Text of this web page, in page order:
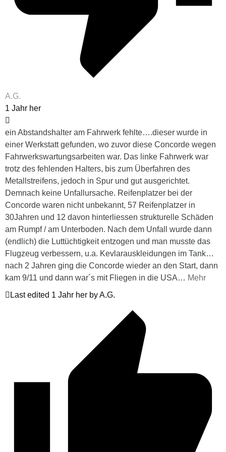
A.G.
1 Jahr her
ein Abstandshalter am Fahrwerk fehlte….dieser wurde in
einer Werkstatt gefunden, wo zuvor diese Concorde wegen
Fahrwerkswartungsarbeiten war. Das linke Fahrwerk war
trotz des fehlenden Halters, bis zum Überfahren des
Metallstreifens, jedoch in Spur und gut ausgerichtet.
Demnach keine Unfallursache. Reifenplatzer bei der
Concorde waren nicht unbekannt, 57 Reifenplatzer in
30Jahren und 12 davon hinterliessen strukturelle Schäden
am Rumpf / am Unterboden. Nach dem Unfall wurde dann
(endlich) die Luttüchtigkeit entzogen und man musste das
Flugzeug verbessern, u.a. Kevlarauskleidungen im Tank…
nach 2 Jahren ging die Concorde wieder an den Start, dann
kam 9/11 und dann war´s mit Fliegen in die USA… Mehr
Last edited 1 Jahr her by A.G.